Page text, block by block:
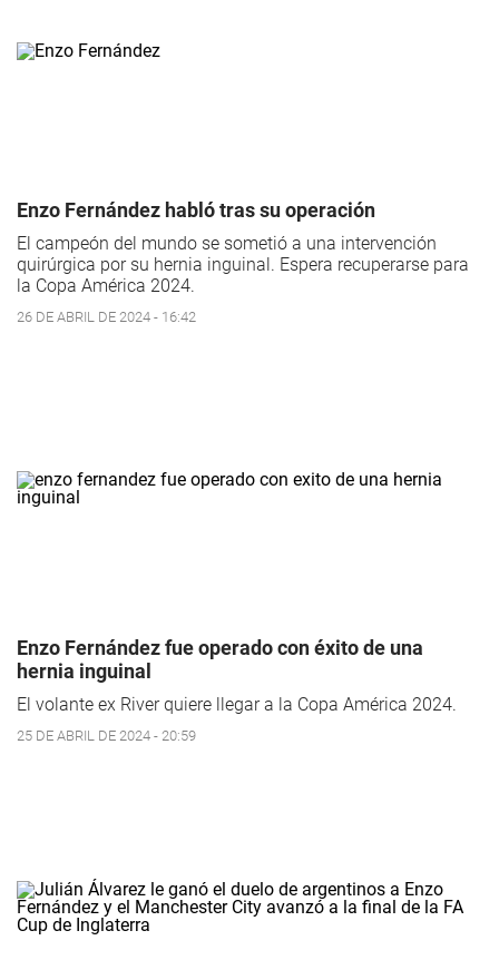
Enzo Fernández habló tras su operación
El campeón del mundo se sometió a una intervención
quirúrgica por su hernia inguinal. Espera recuperarse para
la Copa América 2024.
26 DE ABRIL DE 2024 - 16:42
Enzo Fernández fue operado con éxito de una
hernia inguinal
El volante ex River quiere llegar a la Copa América 2024.
25 DE ABRIL DE 2024 - 20:59